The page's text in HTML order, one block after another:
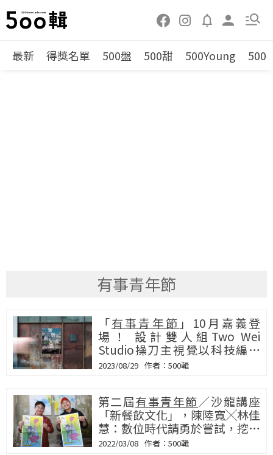
最新 得獎名單 500盤 500甜 500Young 500
有事青年節
「有事青年節 」10月嘉義登
場！ 設計雙人組Two Wei
Studio操刀主視覺以科技編碼
演算小城地景
2023/08/29 500輯
第二屆有事青年節／沙龍講座
「新餐飲文化」，陳陸寬╳林佳
慧：數位時代請勇於嘗試，挖掘
別人不知道的事
2022/03/08 500輯